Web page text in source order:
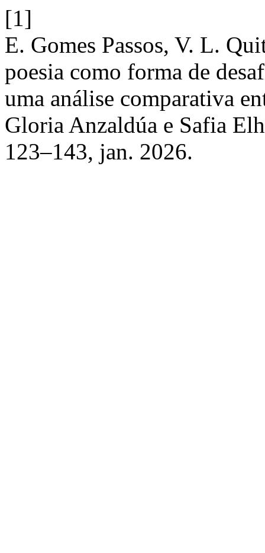
[1]
E. Gomes Passos, V. L.
poesia como forma de
uma análise comparativa
Gloria Anzaldúa e Safia
123–143, jan. 2026.